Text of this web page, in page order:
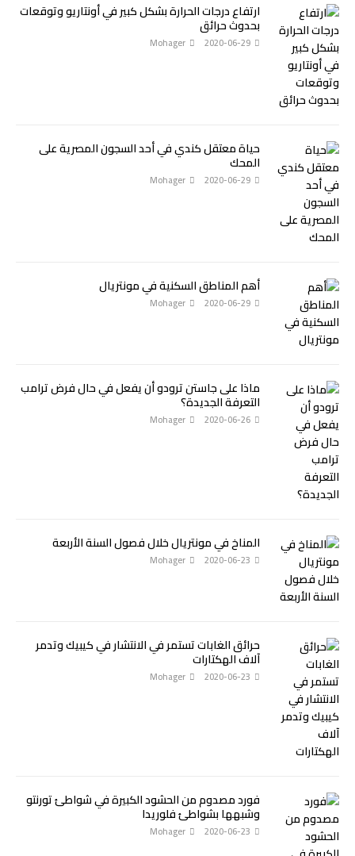
ارتفاع درجات الحرارة بشكل كبير في أونتاريو وتوقعات
بحدوث حرائق
2020-06-29
Mohager
حياة معتقل كندي في أحد السجون المصرية على
المحك
2020-06-29
Mohager
أهم المناطق السكنية في مونتريال
2020-06-29
Mohager
ماذا على جاستن ترودو أن يفعل في حال فرض ترامب
التعرفة الجديدة؟
2020-06-26
Mohager
المناخ في مونتريال خلال فصول السنة الأربعة
2020-06-23
Mohager
حرائق الغابات تستمر في الانتشار في كيبيك وتدمر
آلاف الهكتارات
2020-06-23
Mohager
فورد مصدوم من الحشود الكبيرة في شواطئ تورنتو
وشبهها بشواطئ فلوريدا
2020-06-23
Mohager